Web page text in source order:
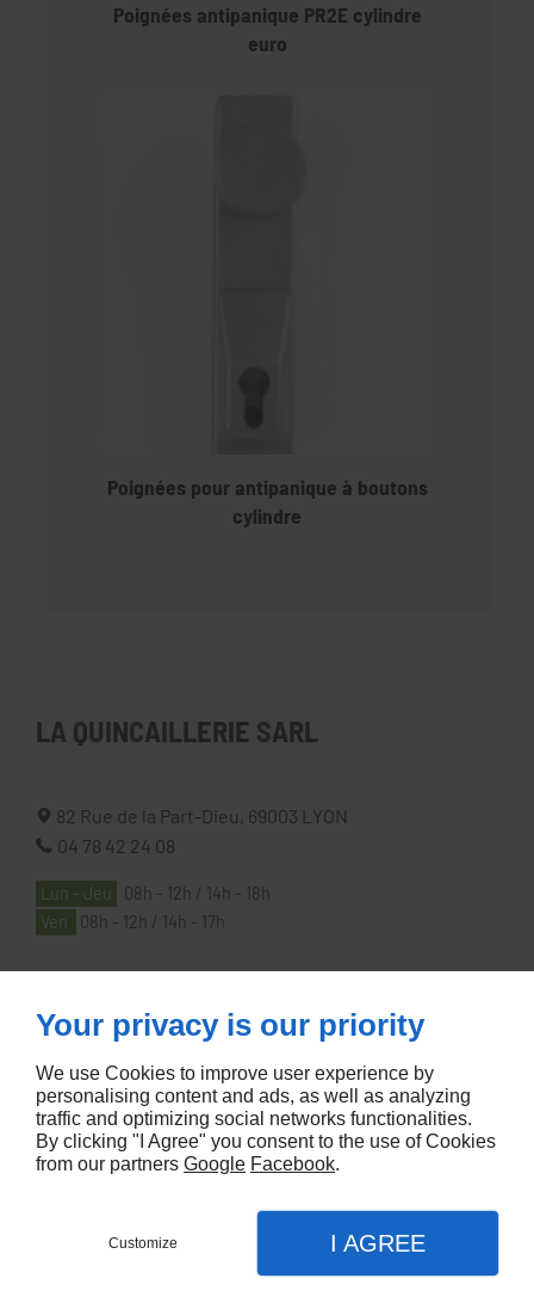
Poignées antipanique PR2E cylindre
euro
Poignées pour antipanique à boutons
cylindre
LA QUINCAILLERIE SARL
82 Rue de la Part-Dieu, 69003
LYON
04 78 42 24 08
Lun - Jeu
08h - 12h / 14h - 18h
Ven
08h - 12h / 14h - 17h
À PROPOS
Accueil
Contactez-nous
Mentions légales
Plan du site
Your privacy is our priority
We use Cookies to improve user experience by
personalising content and ads, as well as analyzing
traffic and optimizing social networks functionalities.
By clicking "I Agree" you consent to the use of Cookies
from our partners Google Facebook.
Customize I AGREE